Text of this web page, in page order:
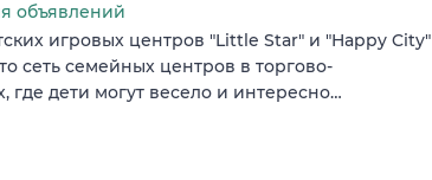
Сберегаем вместе
Гороскопы
объявлений
игровых центров "Little Star" и "Happy City"
сеть семейных центров в торгово-
где дети могут весело и интересно…